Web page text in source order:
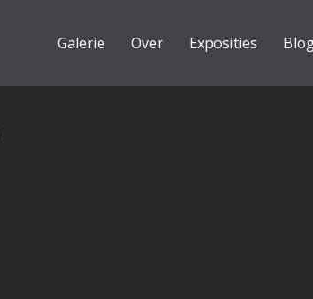
Galerie Over Exposities